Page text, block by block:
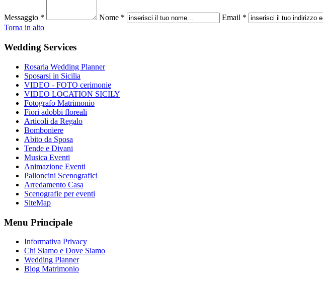
Messaggio * Nome * Email *
Torna in alto
Wedding Services
Rosaria Wedding Planner
Sposarsi in Sicilia
VIDEO - FOTO cerimonie
VIDEO LOCATION SICILY
Fotografo Matrimonio
Fiori adobbi floreali
Articoli da Regalo
Bomboniere
Abito da Sposa
Tende e Divani
Musica Eventi
Animazione Eventi
Palloncini Scenografici
Arredamento Casa
Scenografie per eventi
SiteMap
Menu Principale
Informativa Privacy
Chi Siamo e Dove Siamo
Wedding Planner
Blog Matrimonio